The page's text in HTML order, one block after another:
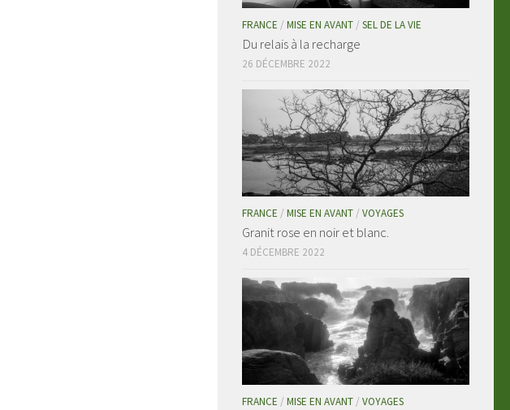
FRANCE / MISE EN AVANT / SEL DE LA VIE
Du relais à la recharge
26 DÉCEMBRE 2022
FRANCE / MISE EN AVANT / VOYAGES
Granit rose en noir et blanc.
4 DÉCEMBRE 2022
FRANCE / MISE EN AVANT / VOYAGES